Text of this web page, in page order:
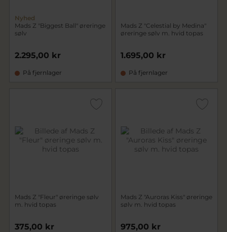
Nyhed
Mads Z "Biggest Ball" øreringe
sølv
2.295,00 kr
På fjernlager
Mads Z "Celestial by Medina"
øreringe sølv m. hvid topas
1.695,00 kr
På fjernlager
Mads Z "Fleur" øreringe sølv
m. hvid topas
375,00 kr
Mads Z "Auroras Kiss" øreringe
sølv m. hvid topas
975,00 kr